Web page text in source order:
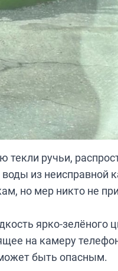
ручьи,
из неисправной
но мер никто не
ярко-зелёного
на камеру
быть опасным.